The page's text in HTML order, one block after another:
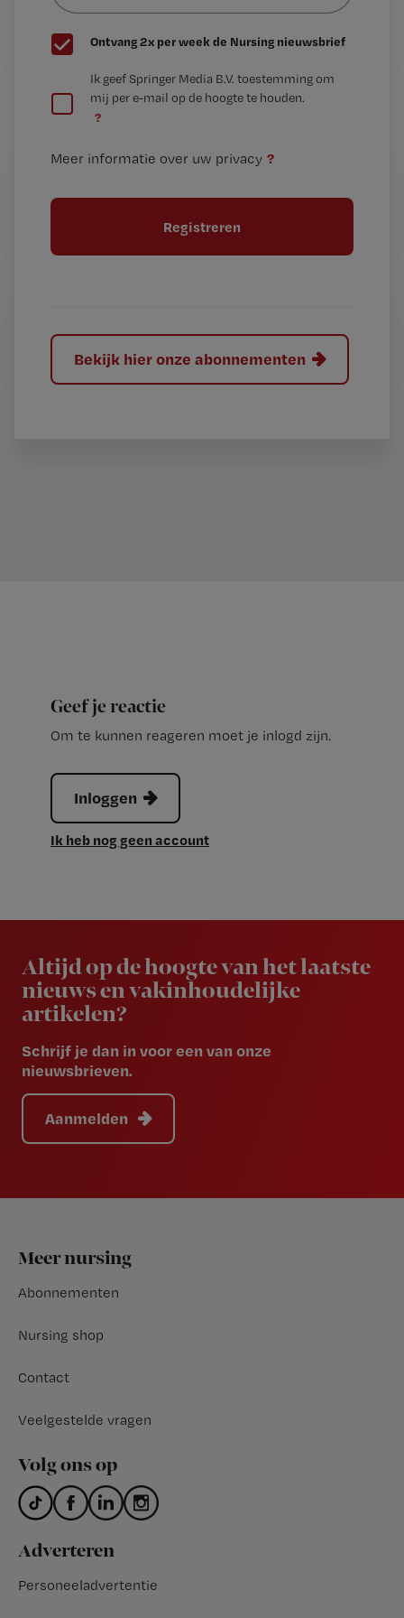
G
e
t
Ontvang 2x per week de Nursing nieuwsbrief
e
t
t
l
Ik geef Springer Media B.V. toestemming om
mij per e-mail op de hoogte te houden.
?
Meer informatie over uw privacy ?
Bekijk hier onze abonnementen
Geef je reactie
Om te kunnen reageren moet je inlogd zijn.
Inloggen
Ik heb nog geen account
Altijd op de hoogte van het laatste
nieuws en vakinhoudelijke
artikelen?
Schrijf je dan in voor een van onze
nieuwsbrieven.
Aanmelden
Footer
Meer nursing
Abonnementen
Nursing shop
Contact
Veelgestelde vragen
Volg ons op
Adverteren
Personeeladvertentie